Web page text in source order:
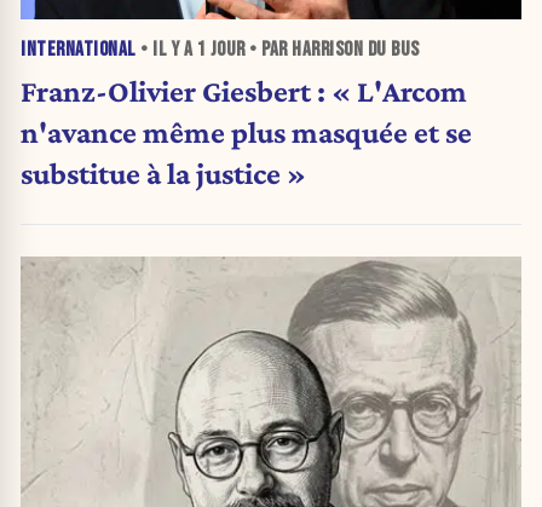
INTERNATIONAL • IL Y A 1 JOUR• PAR HARRISON DU BUS
Franz-Olivier Giesbert : « L'Arcom
n'avance même plus masquée et se
substitue à la justice »